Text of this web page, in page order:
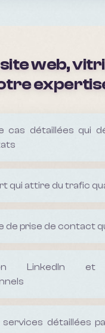
web,
cas détaillées qui
qui attire du trafic
de prise de contact
LinkedIn et
services détaillées